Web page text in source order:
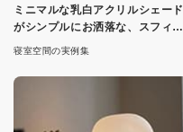
ミニマルな乳白アクリルシェード
がシンプルにお洒落な、スフィア
ペンダント
寝室空間の実例集